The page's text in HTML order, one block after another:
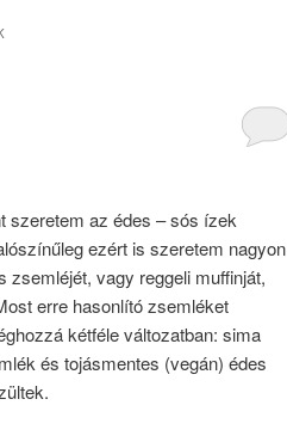
szeretem az édes – sós ízek
ezért is szeretem nagyon
zsemléjét, vagy reggeli muffinját,
erre hasonlító zsemléket
kétféle változatban: sima
és tojásmentes (vegán) édes